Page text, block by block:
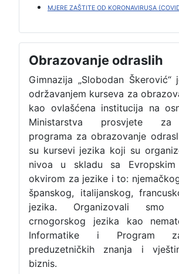
MJERE ZAŠTITE OD KORONAVIRUSA
Obrazovanje odraslih
Gimnazija „Slobodan Škerović“
održavanjem kurseva za
kao ovlašćena institucija na
Ministarstva prosvjete za
programa za obrazovanje
su kursevi jezika koji su
nivoa u skladu sa Evropskim
okvirom za jezike i to:
španskog, italijanskog,
jezika. Organizovali
crnogorskog jezika kao
Informatike i Program
preduzetničkih znanja i
biznis.